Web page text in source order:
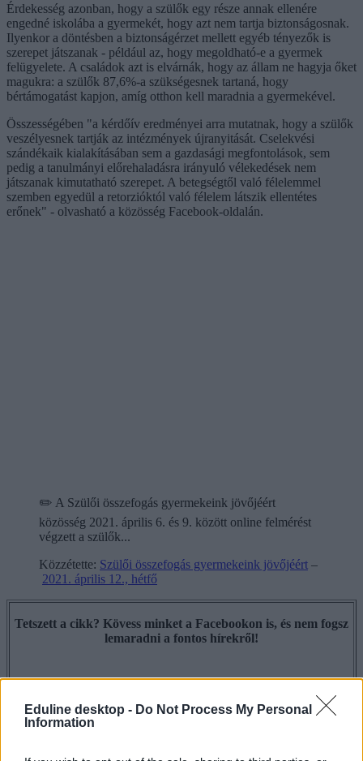
Eduline desktop - Do Not Process My Personal
Information
Érdekesség azonban, hogy a szülők egy része annak ellenére
engedné iskolába a gyermekét, hogy azt nem tartja biztonságosnak.
Ilyenkor a döntésben a biztonságérzet mellett egyéb tényezők is
szerepet játszanak - például az, hogy megoldható-e a gyermek
felügyelete. A családok azt is elvárnák, hogy az állam ne hagyja őket
magukra: a szülők 87,6%-a szükségesnek tartaná, hogy
bértámogatást kapjon, amíg otthon kell maradnia a gyermekével.
Összességében "a kérdőív eredményei arra mutatnak, hogy a szülők
veszélyesnek tartják az intézmények újranyitását. Cselekvési
szándékaik kialakításában sem a gazdasági megfontolások, sem
pedig a tanulmányi előrehaladásra irányuló vélekedések nem
játszanak kimutatható szerepet. A betegségtől való félelemmel
szemben egyedül a retorzióktól való félelem látszik ellentétes
erőnek" - olvasható a közösség Facebook-oldalán.
✏️ A Szülői összefogás gyermekeink jövőjéért
közösség 2021. április 6. és 9. között online felmérést
végzett a szülők...
Közzétette: Szülői összefogás gyermekeink jövőjéért –
2021. április 12., hétfő
Tetszett a cikk? Kövess minket a Facebookon is, és nem fogsz
lemaradni a fontos hírekről!